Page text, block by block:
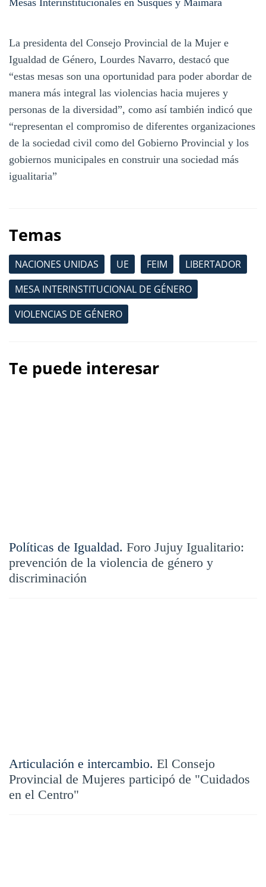
La presidenta del Consejo Provincial de la Mujer e
Igualdad de Género, Lourdes Navarro, destacó que
“estas mesas son una oportunidad para poder abordar de
manera más integral las violencias hacia mujeres y
personas de la diversidad”, como así también indicó que
“representan el compromiso de diferentes organizaciones
de la sociedad civil como del Gobierno Provincial y los
gobiernos municipales en construir una sociedad más
igualitaria”
Temas
NACIONES UNIDAS UE FEIM
LIBERTADOR
MESA INTERINSTITUCIONAL DE GÉNERO
VIOLENCIAS DE GÉNERO
Te puede interesar
Políticas de Igualdad. Foro Jujuy Igualitario:
prevención de la violencia de género y
discriminación
Articulación e intercambio. El Consejo
Provincial de Mujeres participó de "Cuidados
en el Centro"